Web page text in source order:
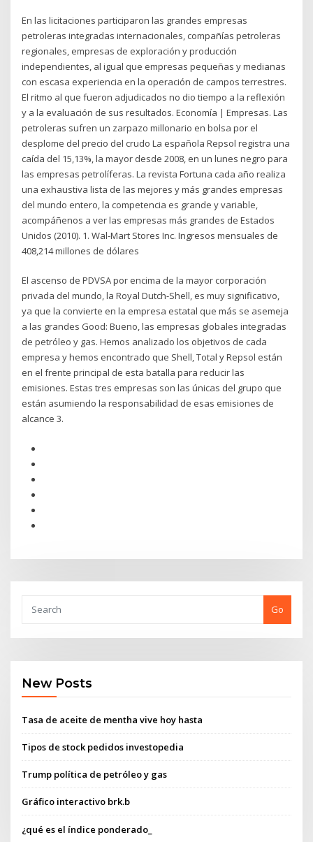
En las licitaciones participaron las grandes empresas
petroleras integradas internacionales, compañías petroleras
regionales, empresas de exploración y producción
independientes, al igual que empresas pequeñas y medianas
con escasa experiencia en la operación de campos terrestres.
El ritmo al que fueron adjudicados no dio tiempo a la reflexión
y a la evaluación de sus resultados. Economía | Empresas. Las
petroleras sufren un zarpazo millonario en bolsa por el
desplome del precio del crudo La española Repsol registra una
caída del 15,13%, la mayor desde 2008, en un lunes negro para
las empresas petrolíferas. La revista Fortuna cada año realiza
una exhaustiva lista de las mejores y más grandes empresas
del mundo entero, la competencia es grande y variable,
acompáñenos a ver las empresas más grandes de Estados
Unidos (2010). 1. Wal-Mart Stores Inc. Ingresos mensuales de
408,214 millones de dólares
El ascenso de PDVSA por encima de la mayor corporación
privada del mundo, la Royal Dutch-Shell, es muy significativo,
ya que la convierte en la empresa estatal que más se asemeja
a las grandes Good: Bueno, las empresas globales integradas
de petróleo y gas. Hemos analizado los objetivos de cada
empresa y hemos encontrado que Shell, Total y Repsol están
en el frente principal de esta batalla para reducir las
emisiones. Estas tres empresas son las únicas del grupo que
están asumiendo la responsabilidad de esas emisiones de
alcance 3.
Go
New Posts
Tasa de aceite de mentha vive hoy hasta
Tipos de stock pedidos investopedia
Trump política de petróleo y gas
Gráfico interactivo brk.b
¿qué es el índice ponderado_